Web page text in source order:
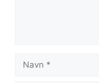
Navn